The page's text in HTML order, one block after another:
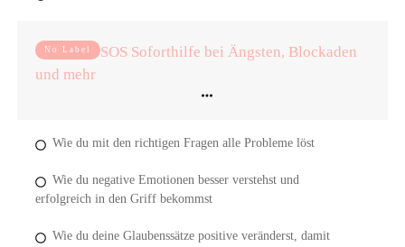
No Label
SOS Soforthilfe bei Ängsten, Blockaden
und mehr
Wie du mit den richtigen Fragen alle Probleme löst
Wie du negative Emotionen besser verstehst und
erfolgreich in den Griff bekommst
Wie du deine Glaubenssätze positive veränderst, damit